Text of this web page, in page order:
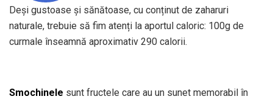
Deși gustoase și sănătoase, cu conținut de zaharuri
naturale, trebuie să fim atenți la aportul caloric: 100g de
curmale înseamnă aproximativ 290 calorii.
Smochinele sunt fructele care au un sunet memorabil în